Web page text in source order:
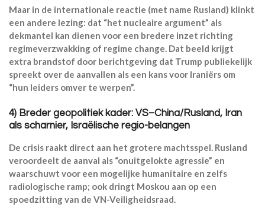
Maar in de internationale reactie (met name Rusland) klinkt
een andere lezing: dat “het nucleaire argument” als
dekmantel kan dienen voor een bredere inzet richting
regimeverzwakking of regime change. Dat beeld krijgt
extra brandstof door berichtgeving dat Trump publiekelijk
spreekt over de aanvallen als een kans voor Iraniërs om
“hun leiders omver te werpen”.
4) Breder geopolitiek kader: VS–China/Rusland, Iran
als scharnier, Israëlische regio-belangen
De crisis raakt direct aan het grotere machtsspel. Rusland
veroordeelt de aanval als “onuitgelokte agressie” en
waarschuwt voor een mogelijke humanitaire en zelfs
radiologische ramp; ook dringt Moskou aan op een
spoedzitting van de VN-Veiligheidsraad.